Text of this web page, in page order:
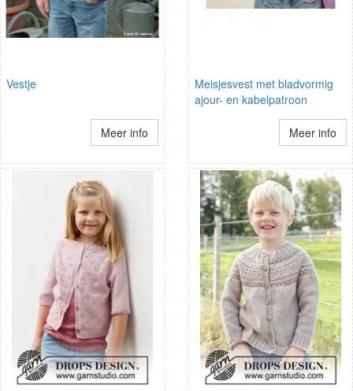
Vestje
Meer info
Meisjesvest met bladvormig
ajour- en kabelpatroon
Meer info